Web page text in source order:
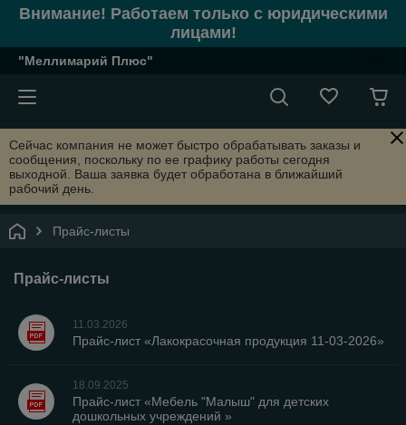
Внимание! Работаем только с юридическими
лицами!
"Меллимарий Плюс"
Сейчас компания не может быстро обрабатывать заказы и
сообщения, поскольку по ее графику работы сегодня
выходной. Ваша заявка будет обработана в ближайший
рабочий день.
Прайс-листы
Прайс-листы
11.03.2026
Прайс-лист «Лакокрасочная продукция 11-03-2026»
18.09.2025
Прайс-лист «Мебель "Малыш" для детских
дошкольных учреждений »